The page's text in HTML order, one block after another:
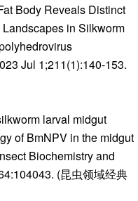
Body Reveals Distinct
in Silkworm
Jul 1;211(1):140-153.
larval midgut
of BmNPV in the midgut
Biochemistry and
(昆虫领域经典